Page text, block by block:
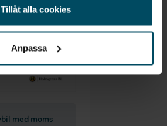
Tillåt alla cookies
Anpassa
med moms